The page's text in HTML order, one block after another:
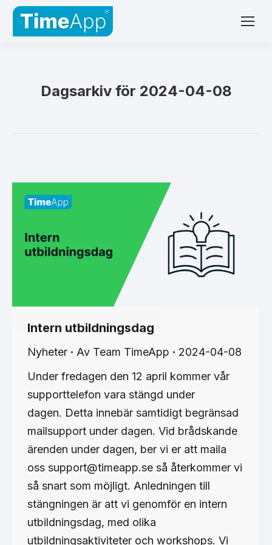
Dagsarkiv för 2024-04-08
Intern utbildningsdag
Nyheter Av Team TimeApp
2024-04-08
Under fredagen den 12 april kommer vår
supporttelefon vara stängd under
dagen. Detta innebär samtidigt begränsad
mailsupport under dagen. Vid brådskande
ärenden under dagen, ber vi er att maila
oss support@timeapp.se så återkommer vi
så snart som möjligt. Anledningen till
stängningen är att vi genomför en intern
utbildningsdag, med olika
utbildningsaktiviteter och workshops. Vi